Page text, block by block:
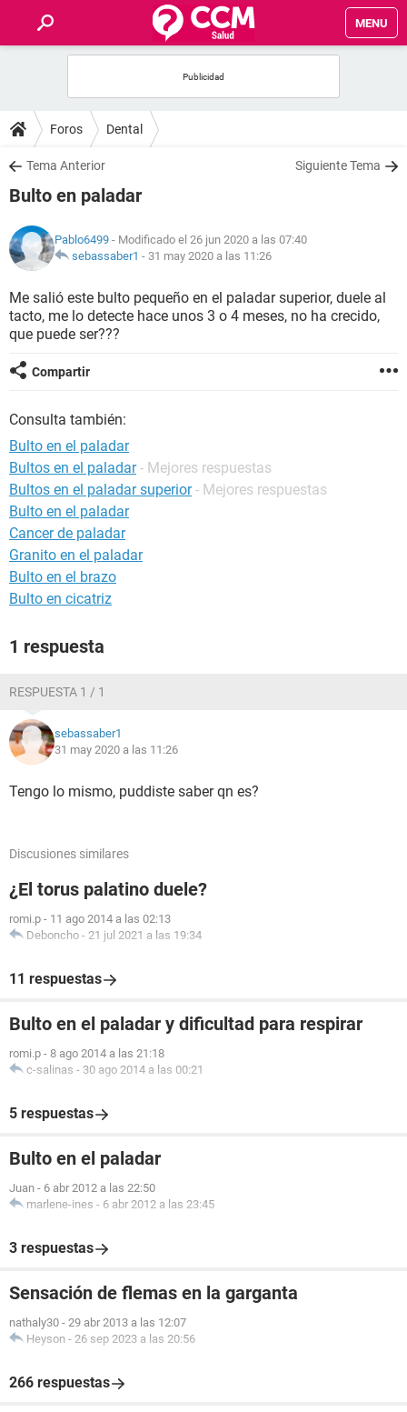
MENU
FOROS
SALUD
NUTRICIÓN
BIENESTAR
Foros Dental
Tema Anterior Siguiente Tema
Bulto en paladar
Pablo6499 - Modificado el 26 jun 2020 a las 07:40
sebassaber1 - 31 may 2020 a las 11:26
Me salió este bulto pequeño en el paladar superior, duele al
tacto, me lo detecte hace unos 3 o 4 meses, no ha crecido,
que puede ser???
Compartir
Consulta también:
Bulto en el paladar
Bultos en el paladar - Mejores respuestas
Bultos en el paladar superior - Mejores respuestas
Bulto en el paladar
Cancer de paladar
Granito en el paladar
Bulto en el brazo
Bulto en cicatriz
1 respuesta
RESPUESTA 1 / 1
sebassaber1
31 may 2020 a las 11:26
Tengo lo mismo, puddiste saber qn es?
Discusiones similares
¿El torus palatino duele?
romi.p - 11 ago 2014 a las 02:13
Deboncho - 21 jul 2021 a las 19:34
11 respuestas
Bulto en el paladar y dificultad para respirar
romi.p - 8 ago 2014 a las 21:18
c-salinas - 30 ago 2014 a las 00:21
5 respuestas
Bulto en el paladar
Juan - 6 abr 2012 a las 22:50
marlene-ines - 6 abr 2012 a las 23:45
3 respuestas
Sensación de flemas en la garganta
nathaly30 - 29 abr 2013 a las 12:07
Heyson - 26 sep 2023 a las 20:56
266 respuestas